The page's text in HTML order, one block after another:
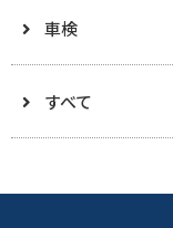
車検
すべて